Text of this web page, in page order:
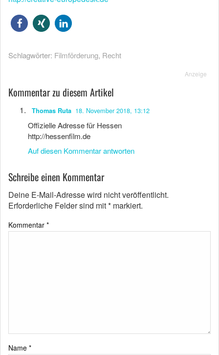
Schlagwörter: Filmförderung, Recht
Anzeige
Kommentar zu diesem Artikel
Thomas Ruta 18. November 2018, 13:12
Offizielle Adresse für Hessen
http://hessenfilm.de
Auf diesen Kommentar antworten
Schreibe einen Kommentar
Deine E-Mail-Adresse wird nicht veröffentlicht.
Erforderliche Felder sind mit* markiert.
Kommentar *
Name *